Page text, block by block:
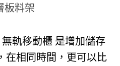
板料架
軌移動櫃 是增加儲存
在相同時間，更可以比